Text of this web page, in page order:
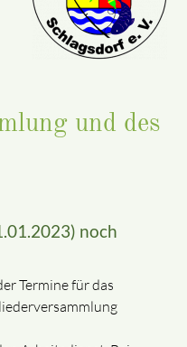
und des
noch
Termine für das